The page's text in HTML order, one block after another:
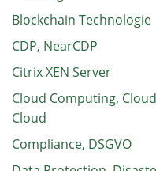
Blockchain Technologie
CDP, NearCDP
Citrix XEN Server
Cloud Computing,
Cloud
Compliance, DSGVO